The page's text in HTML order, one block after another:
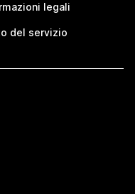
legali
del servizio